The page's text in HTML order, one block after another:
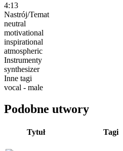
4:13
Nastrój/Temat
neutral
motivational
inspirational
atmospheric
Instrumenty
synthesizer
Inne tagi
vocal - male
Podobne utwory
Tytuł Tagi